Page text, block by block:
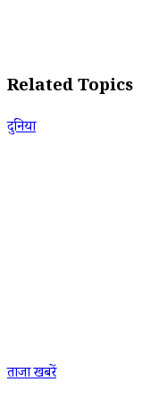
Related Topics
दुनिया
ताजा खबरें